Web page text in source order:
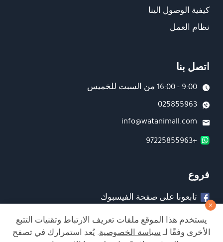
كيفية الوصول الينا
نظام العمل
اتصل بنا
9:00 - 16:00 من السبت للخميس
025855963
info@watanimall.com
+97225855963
فروع
تابعونا على صفحة الفيسبوك
يستخدم هذا الموقع ملفات تعريف الارتباط وتقنيات التتبع
الأخرى وفقًا لـسياسة الخصوصية. يُعد استمرارك في تصفح